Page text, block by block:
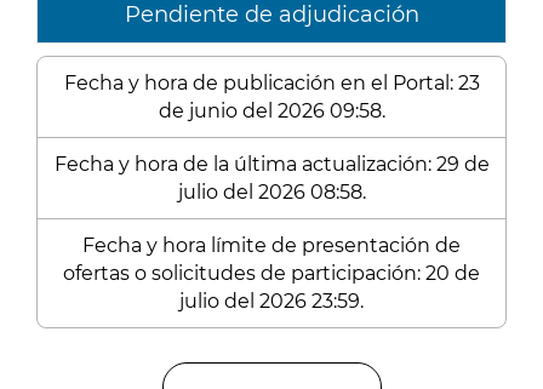
Pendiente de adjudicación
Fecha y hora de publicación en el Portal: 23
de junio del 2026 09:58.
Fecha y hora de la última actualización: 29 de
julio del 2026 08:58.
Fecha y hora límite de presentación de
ofertas o solicitudes de participación: 20 de
julio del 2026 23:59.